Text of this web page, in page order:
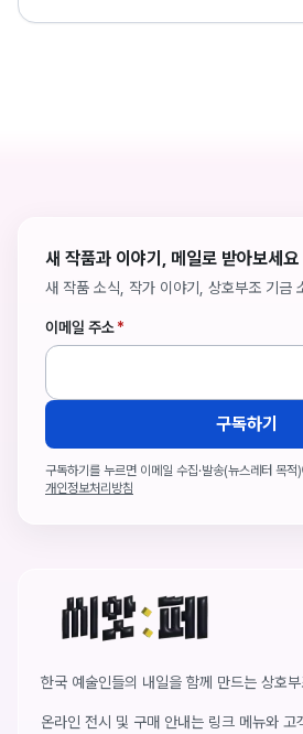
새 작품과 이야기, 메일로 받아보세요
새 작품 소식, 작가 이야기, 상호부조 기금
이메일 주소*
구독하기
구독하기를 누르면 이메일 수집·발송(뉴스레터 목
개인정보처리방침
씨앗페 온라인 홈
한국 예술인들의 내일을 함께 만드는 상호
온라인 전시 및 구매 안내는 링크 메뉴와 고